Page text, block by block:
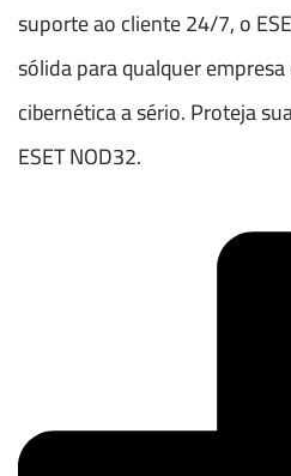
suporte ao cliente 24/7, o
sólida para qualquer
cibernética a sério. Proteja
ESET NOD32.